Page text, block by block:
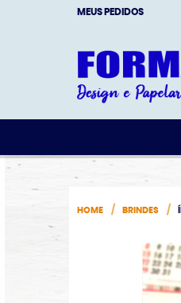
MEUS PEDIDOS
HOME BRINDES